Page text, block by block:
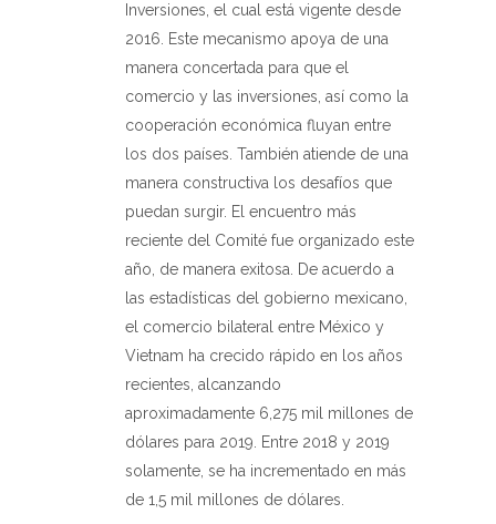
Inversiones, el cual está vigente desde
2016. Este mecanismo apoya de una
manera concertada para que el
comercio y las inversiones, así como la
cooperación económica fluyan entre
los dos países. También atiende de una
manera constructiva los desafíos que
puedan surgir. El encuentro más
reciente del Comité fue organizado este
año, de manera exitosa. De acuerdo a
las estadísticas del gobierno mexicano,
el comercio bilateral entre México y
Vietnam ha crecido rápido en los años
recientes, alcanzando
aproximadamente 6,275 mil millones de
dólares para 2019. Entre 2018 y 2019
solamente, se ha incrementado en más
de 1,5 mil millones de dólares.